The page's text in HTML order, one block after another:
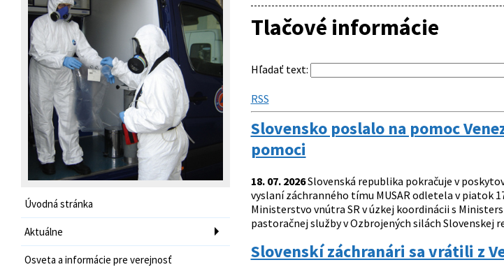
Úvodná stránka
Aktuálne
Osveta a informácie pre verejnosť
Tlačové informácie
Hľadať text:
RSS
Slovensko poslalo na pomoc
pomoci
18. 07. 2026Slovenská republika pokračuje v
vyslaní záchranného tímu MUSAR odletela v piatok
Ministerstvo vnútra SR v úzkej koordinácii s
pastoračnej služby v Ozbrojených silách Slovenskej
Slovenskí záchranári sa vrátili z